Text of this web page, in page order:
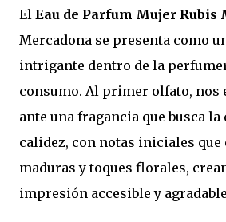
El Eau de Parfum Mujer Rubis
Mercadona se presenta como
intrigante dentro de la
consumo. Al primer olfato, nos
ante una fragancia que busca la
calidez, con notas iniciales que
maduras y toques florales,
impresión accesible y